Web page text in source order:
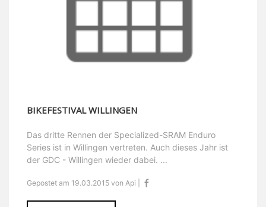
BIKEFESTIVAL WILLINGEN
Das dritte Rennen der Specialized-SRAM Enduro
Series ist in Willingen vertreten. Auch dieses Jahr ist
der GDC - Willingen wieder dabei. ...
Gepostet am 19.03.2015 von Api |